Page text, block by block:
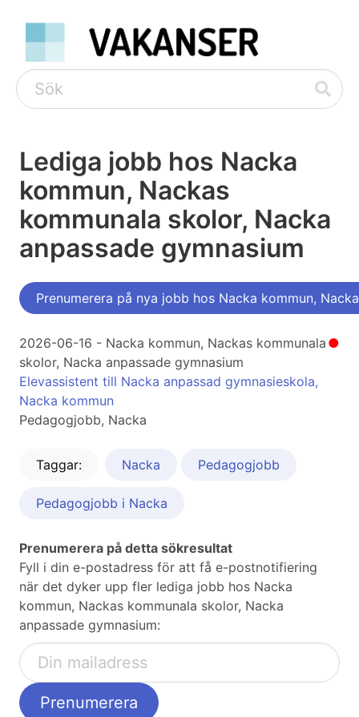
Lediga jobb hos Nacka
kommun, Nackas
kommunala skolor, Nacka
anpassade gymnasium
Prenumerera på nya jobb hos Nacka kommun,
●
2026-06-16 - Nacka kommun, Nackas kommunala
skolor, Nacka anpassade gymnasium
Elevassistent till Nacka anpassad gymnasieskola,
Nacka kommun
Pedagogjobb, Nacka
Taggar: Nacka Pedagogjobb
Pedagogjobb i Nacka
Prenumerera på detta sökresultat
Fyll i din e-postadress för att få e-postnotifiering
när det dyker upp fler lediga jobb hos Nacka
kommun, Nackas kommunala skolor, Nacka
anpassade gymnasium: